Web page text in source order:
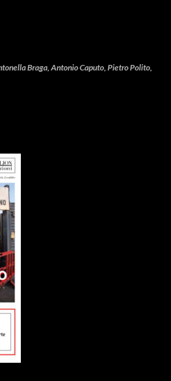
Braga, Antonio Caputo, Pietro Polito,